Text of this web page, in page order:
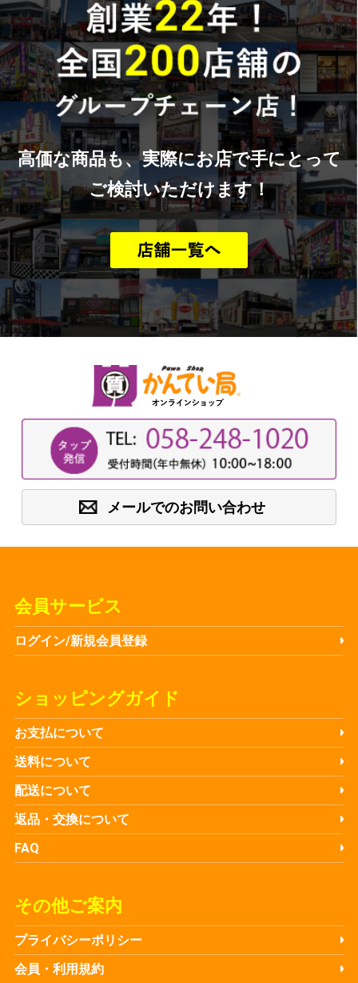
高価な商品も、実際にお店で手にとって
ご検討いただけます！
メールでのお問い合わせ
会員サービス
ログイン/新規会員登録
ショッピングガイド
お支払について
送料について
配送について
返品・交換について
FAQ
その他ご案内
プライバシーポリシー
会員・利用規約